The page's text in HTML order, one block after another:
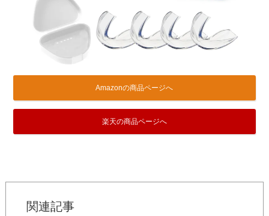
Amazonの商品ページへ
楽天の商品ページへ
関連記事